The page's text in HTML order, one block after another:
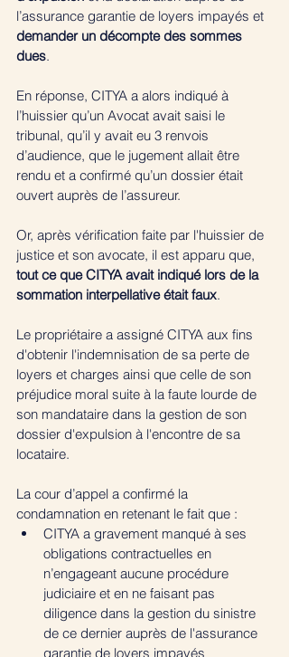
l’assurance garantie de loyers impayés et
demander un décompte des sommes
dues.
En réponse, CITYA a alors indiqué à
l’huissier qu’un Avocat avait saisi le
tribunal, qu’il y avait eu 3 renvois
d’audience, que le jugement allait être
rendu et a confirmé qu’un dossier était
ouvert auprès de l’assureur.
Or, après vérification faite par l'huissier de
justice et son avocate, il est apparu que,
tout ce que CITYA avait indiqué lors de la
sommation interpellative était faux.
Le propriétaire a assigné CITYA aux fins
d'obtenir l'indemnisation de sa perte de
loyers et charges ainsi que celle de son
préjudice moral suite à la faute lourde de
son mandataire dans la gestion de son
dossier d'expulsion à l'encontre de sa
locataire.
La cour d’appel a confirmé la
condamnation en retenant le fait que :
CITYA a gravement manqué à ses
obligations contractuelles en
n’engageant aucune procédure
judiciaire et en ne faisant pas
diligence dans la gestion du sinistre
de ce dernier auprès de l'assurance
garantie de loyers impayés